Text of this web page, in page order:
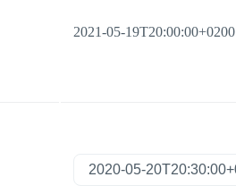
2021-05-19T20:00:00+0200